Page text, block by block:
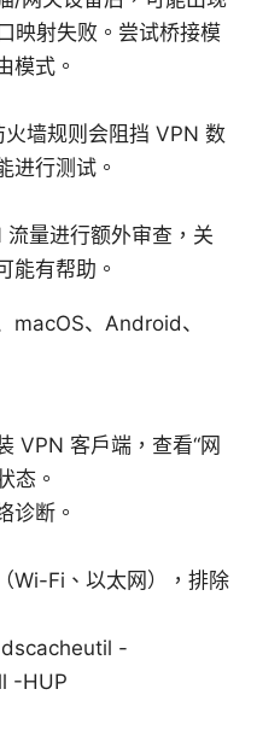
映射失败。尝试桥接模
模式。
墙规则会阻挡 VPN 数
进行测试。
量进行额外审查，关
能有帮助。
macOS、Android、
VPN 客户端，查看“网
态。
诊断。
Wi-Fi、以太网），排除
-
-HUP